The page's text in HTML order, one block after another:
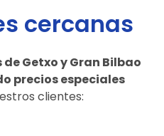
cercanas
Getxo y Gran Bilbao
precios especiales
clientes: